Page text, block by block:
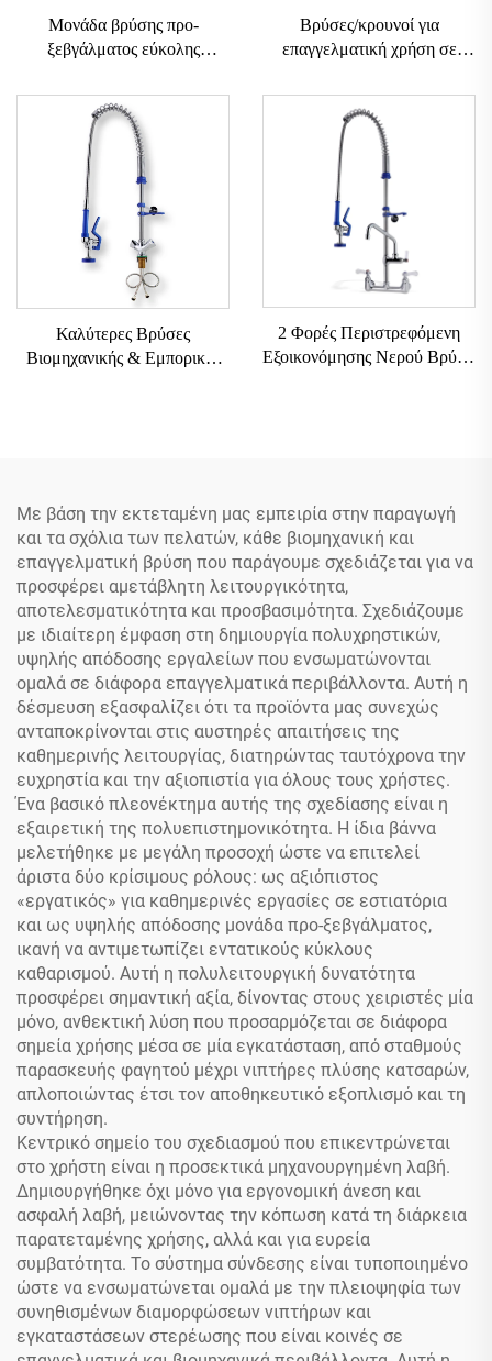
Μονάδα βρύσης προ-
ξεβγάλματος εύκολης
38" τύπου εγκατάστασης στην
επιφάνεια του νεροχύτη, 12"
επαγγελματική βρύση για
προ-ξέβγαλμα με αγκώνα για
Βρύσες/κρουνοί για
επαγγελματική χρήση σε
τύπου τοίχου, για προ-
ξέβγαλμα, από ανοξείδωτο
ατσάλι 304 και μπρούντζο, για
κουζινικές βρύσες
Καλύτερες Βρύσες
Βιομηχανικής & Εμπορικής
2 Φορές Περιστρεφόμενη
Εξοικονόμησης Νερού Βρύση
Με βάση την εκτεταμένη μας εμπειρία στην παραγωγή
και τα σχόλια των πελατών, κάθε βιομηχανική και
επαγγελματική βρύση που παράγουμε σχεδιάζεται για να
προσφέρει αμετάβλητη λειτουργικότητα,
αποτελεσματικότητα και προσβασιμότητα. Σχεδιάζουμε
με ιδιαίτερη έμφαση στη δημιουργία πολυχρηστικών,
υψηλής απόδοσης εργαλείων που ενσωματώνονται
ομαλά σε διάφορα επαγγελματικά περιβάλλοντα. Αυτή η
δέσμευση εξασφαλίζει ότι τα προϊόντα μας συνεχώς
ανταποκρίνονται στις αυστηρές απαιτήσεις της
καθημερινής λειτουργίας, διατηρώντας ταυτόχρονα την
ευχρηστία και την αξιοπιστία για όλους τους χρήστες.
Ένα βασικό πλεονέκτημα αυτής της σχεδίασης είναι η
εξαιρετική της πολυεπιστημονικότητα. Η ίδια βάννα
μελετήθηκε με μεγάλη προσοχή ώστε να επιτελεί
άριστα δύο κρίσιμους ρόλους: ως αξιόπιστος
«εργατικός» για καθημερινές εργασίες σε εστιατόρια
και ως υψηλής απόδοσης μονάδα προ-ξεβγάλματος,
ικανή να αντιμετωπίζει εντατικούς κύκλους
καθαρισμού. Αυτή η πολυλειτουργική δυνατότητα
προσφέρει σημαντική αξία, δίνοντας στους χειριστές μία
μόνο, ανθεκτική λύση που προσαρμόζεται σε διάφορα
σημεία χρήσης μέσα σε μία εγκατάσταση, από σταθμούς
παρασκευής φαγητού μέχρι νιπτήρες πλύσης κατσαρών,
απλοποιώντας έτσι τον αποθηκευτικό εξοπλισμό και τη
συντήρηση.
Κεντρικό σημείο του σχεδιασμού που επικεντρώνεται
στο χρήστη είναι η προσεκτικά μηχανουργημένη λαβή.
Δημιουργήθηκε όχι μόνο για εργονομική άνεση και
ασφαλή λαβή, μειώνοντας την κόπωση κατά τη διάρκεια
παρατεταμένης χρήσης, αλλά και για ευρεία
συμβατότητα. Το σύστημα σύνδεσης είναι τυποποιημένο
ώστε να ενσωματώνεται ομαλά με την πλειοψηφία των
συνηθισμένων διαμορφώσεων νιπτήρων και
εγκαταστάσεων στερέωσης που είναι κοινές σε